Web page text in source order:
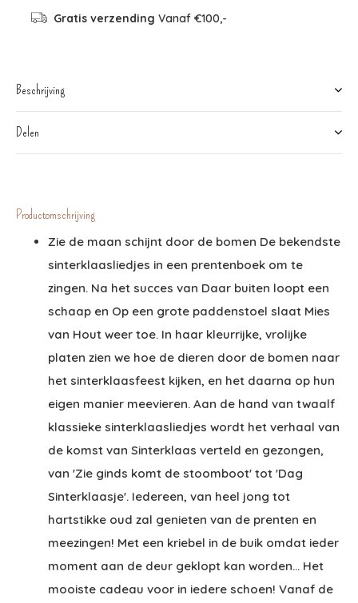
Gratis verzending Vanaf €100,-
Beschrijving
Delen
Productomschrijving
Zie de maan schijnt door de bomen De bekendste
sinterklaasliedjes in een prentenboek om te
zingen. Na het succes van Daar buiten loopt een
schaap en Op een grote paddenstoel slaat Mies
van Hout weer toe. In haar kleurrijke, vrolijke
platen zien we hoe de dieren door de bomen naar
het sinterklaasfeest kijken, en het daarna op hun
eigen manier meevieren. Aan de hand van twaalf
klassieke sinterklaasliedjes wordt het verhaal van
de komst van Sinterklaas verteld en gezongen,
van 'Zie ginds komt de stoomboot' tot 'Dag
Sinterklaasje'. Iedereen, van heel jong tot
hartstikke oud zal genieten van de prenten en
meezingen! Met een kriebel in de buik omdat ieder
moment aan de deur geklopt kan worden... Het
mooiste cadeau voor in iedere schoen! Vanaf de